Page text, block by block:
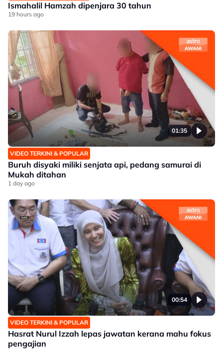
Ismahalil Hamzah dipenjara 30 tahun
19 hours ago
01:35
VIDEO TERKINI & POPULAR
Buruh disyaki miliki senjata api, pedang samurai di
Mukah ditahan
1 day ago
00:54
VIDEO TERKINI & POPULAR
Hasrat Nurul Izzah lepas jawatan kerana mahu fokus
pengajian